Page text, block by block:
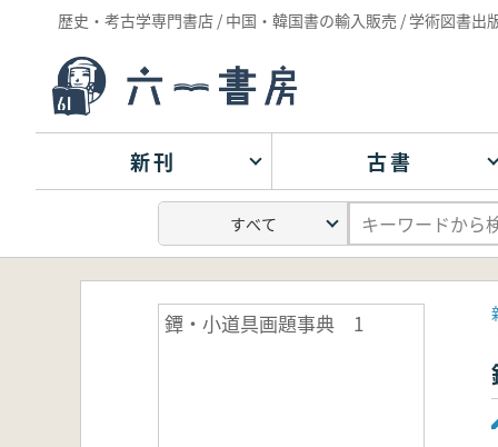
歴史・考古学専門書店 / 中国・韓国書の輸入販売 / 学術図書出
新刊 古書
鐔・小道具画題事典 1